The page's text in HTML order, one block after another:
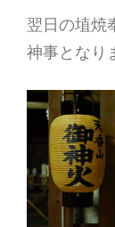
翌日の埴焼
神事となり